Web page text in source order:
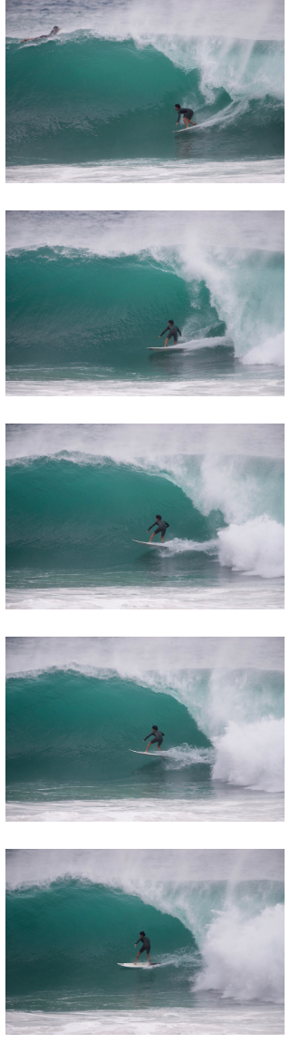
mitz
OYZ
Soulman
VAGY
YUKI☆
まっきー
三輪予報士
小川予報士
上田純子
SancheZ
ゴン
米山予報士
wanda
banpaku
Mr.K
Romisea